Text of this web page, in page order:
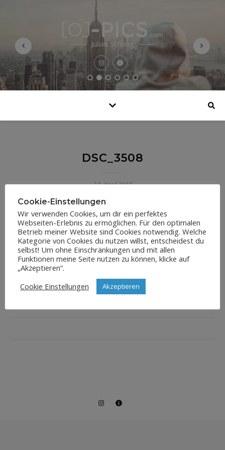
Julian Schnug
DSC_3508
14. April 2018
Cookie-Einstellungen
Wir verwenden Cookies, um dir ein perfektes
Webseiten-Erlebnis zu ermöglichen. Für den optimalen
Betrieb meiner Website sind Cookies notwendig. Welche
Kategorie von Cookies du nutzen willst, entscheidest du
selbst! Um ohne Einschränkungen und mit allen
Funktionen meine Seite nutzen zu können, klicke auf
„Akzeptieren“.
Cookie Einstellungen
Akzeptieren